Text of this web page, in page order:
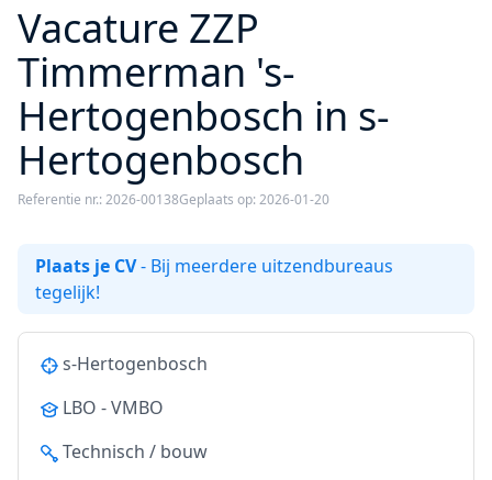
Vacature ZZP
Timmerman 's-
Hertogenbosch in s-
Hertogenbosch
Referentie nr.: 2026-00138Geplaats op: 2026-01-20
Plaats je CV- Bij meerdere uitzendbureaus
tegelijk!
s-Hertogenbosch
LBO - VMBO
Technisch / bouw